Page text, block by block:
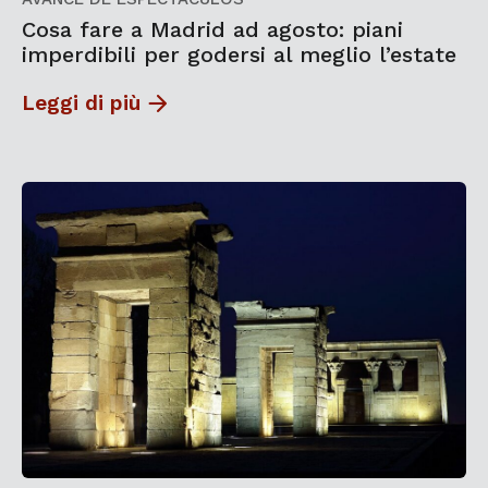
Cosa fare a Madrid ad agosto: piani
imperdibili per godersi al meglio l’estate
Leggi di più